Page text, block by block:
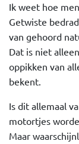
Ik weet hoe
Getwiste
van gehoord
Dat is niet
oppikken van
bekent.
Is dit allemaal
motortjes
Maar